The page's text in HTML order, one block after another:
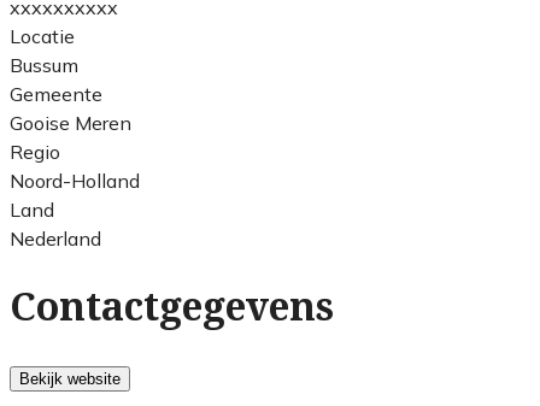
xxxxxxxxxx
Locatie
Bussum
Gemeente
Gooise Meren
Regio
Noord-Holland
Land
Nederland
Contactgegevens
Bekijk website